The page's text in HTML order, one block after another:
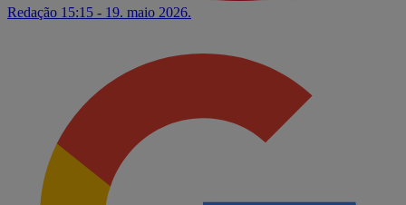
Redação 15:15 - 19. maio 2026.